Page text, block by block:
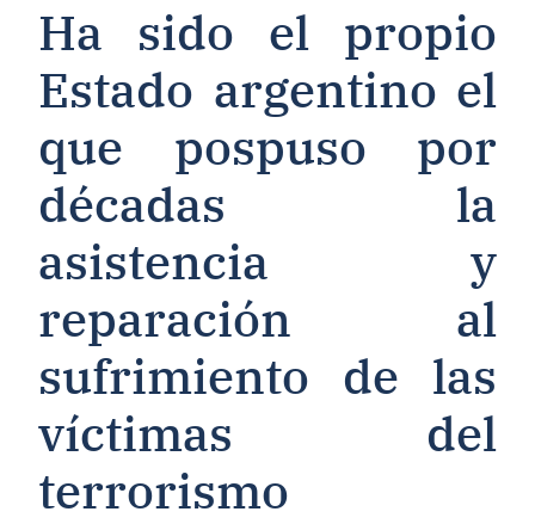
Ha sido el propio
Estado argentino el
que pospuso por
décadas la
asistencia y
reparación al
sufrimiento de las
víctimas del
terrorismo